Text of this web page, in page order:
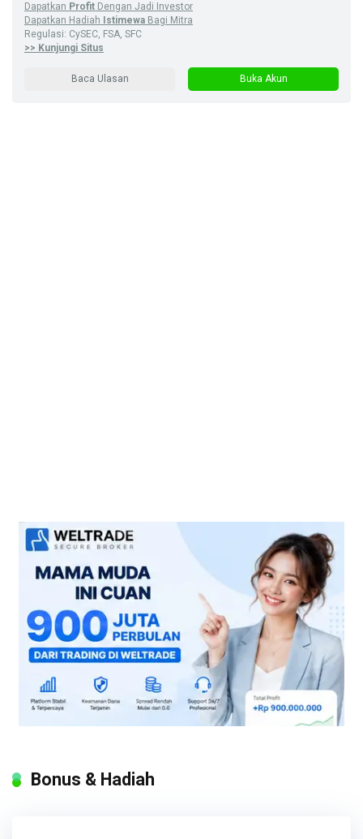
Dapatkan Profit Dengan Jadi Investor
Dapatkan Hadiah
Istimewa Bagi Mitra
Regulasi: CySEC, FSA, SFC
>> Kunjungi Situs
Baca Ulasan Buka Akun
Bonus & Hadiah